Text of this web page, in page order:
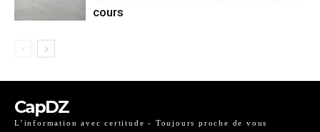
cours
CapDZ
L’information avec certitude - Toujours proche de vous